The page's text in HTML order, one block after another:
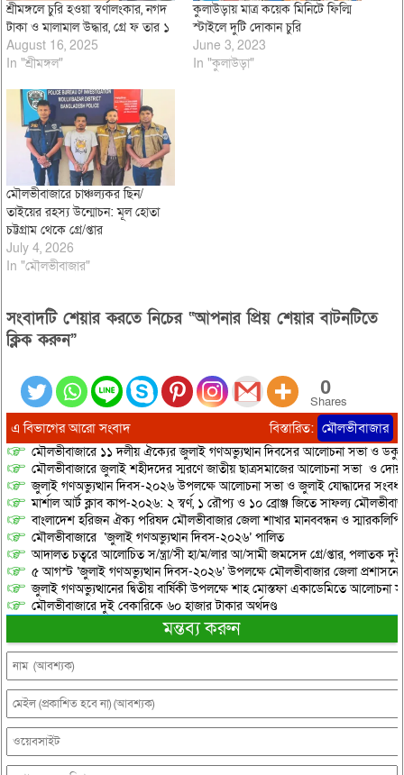
শ্রীমঙ্গলে চুরি হওয়া স্বর্ণালংকার, নগদ
টাকা ও মালামাল উদ্ধার, গ্রে ফ তার ১
August 16, 2025
In "শ্রীমঙ্গল"
কুলাউড়ায় মাত্র কয়েক মিনিটে ফিল্মি
স্টাইলে দুটি দোকান চুরি
June 3, 2023
In "কুলাউড়া"
মৌলভীবাজারে চাঞ্চল্যকর ছিন/
তাইয়ের রহস্য উন্মোচন: মূল হোতা
চট্টগ্রাম থেকে গ্রে/প্তার
July 4, 2026
In "মৌলভীবাজার"
সংবাদটি শেয়ার করতে নিচের “আপনার প্রিয় শেয়ার বাটনটিতে
ক্লিক করুন”
0
Shares
এ বিভাগের আরো সংবাদ বিস্তারিত: মৌলভীবাজার
মৌলভীবাজারে ১১ দলীয় ঐক্যের জুলাই গণঅভ্যুত্থান দিবসের আলোচনা সভা ও
মৌলভীবাজারে জুলাই শহীদদের স্মরণে জাতীয় ছাত্রসমাজের আলোচনা সভা ও
জুলাই গণঅভ্যুত্থান দিবস-২০২৬ উপলক্ষে আলোচনা সভা ও জুলাই যোদ্ধাদের
মার্শাল আর্ট ক্লাব কাপ-২০২৬: ২ স্বর্ণ, ১ রৌপ্য ও ১০ ব্রোঞ্জ জিতে সাফল্য
বাংলাদেশ হরিজন ঐক্য পরিষদ মৌলভীবাজার জেলা শাখার মানববন্ধন ও স্মারকলিপি
মৌলভীবাজারে ‘জুলাই গণঅভ্যুত্থান দিবস-২০২৬’ পালিত
আদালত চত্বরে আলোচিত স/ন্ত্রা/সী হা/ম/লার আ/সামী জমসেদ গ্রে/প্তার, পলাতক দুই
৫ আগস্ট ‘জুলাই গণঅভ্যুত্থান দিবস-২০২৬’ উপলক্ষে মৌলভীবাজার জেলা
জুলাই গণঅভ্যুত্থানের দ্বিতীয় বার্ষিকী উপলক্ষে শাহ মোস্তফা একাডেমিতে আলোচনা
মৌলভীবাজারে দুই বেকারিকে ৬০ হাজার টাকার অর্থদণ্ড
মন্তব্য করুন